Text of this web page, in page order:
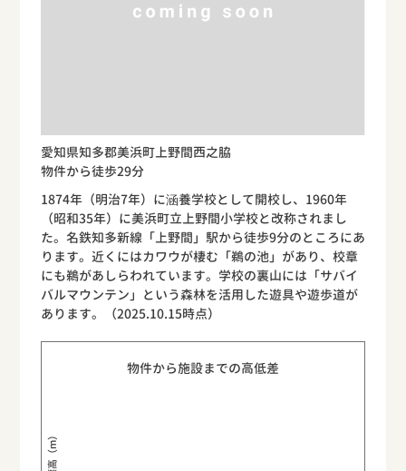
愛知県知多郡美浜町上野間西之脇
物件から徒歩29分
1874年（明治7年）に涵養学校として開校し、1960年
（昭和35年）に美浜町立上野間小学校と改称されまし
た。名鉄知多新線「上野間」駅から徒歩9分のところにあ
ります。近くにはカワウが棲む「鵜の池」があり、校章
にも鵜があしらわれています。学校の裏山には「サバイ
バルマウンテン」という森林を活用した遊具や遊歩道が
あります。（2025.10.15時点）
物件から施設までの高低差
標高（m）